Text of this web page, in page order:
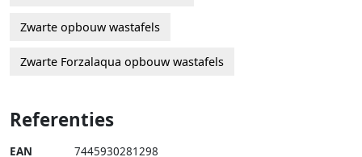
Zwarte opbouw wastafels
Zwarte Forzalaqua opbouw wastafels
Referenties
EAN 7445930281298